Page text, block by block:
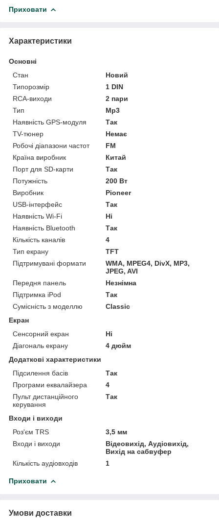
Приховати
Характеристики
Основні
Стан
Новий
Типорозмір
1 DIN
RCA-виходи
2 пари
Тип
Mp3
Наявність GPS-модуля
Так
TV-тюнер
Немає
Робочі діапазони частот
FM
Країна виробник
Китай
Порт для SD-карти
Так
Потужність
200 Вт
Виробник
Pioneer
USB-інтерфейс
Так
Наявність Wi-Fi
Ні
Наявність Bluetooth
Так
Кількість каналів
4
Тип екрану
TFT
Підтримувані формати
WMA, MPEG4, DivX, MP3,
JPEG, AVI
Передня панель
Незнімна
Підтримка iPod
Так
Сумісність з моделлю
Classic
Екран
Сенсорний екран
Ні
Діагональ екрану
4 дюйм
Додаткові характеристики
Підсилення басів
Так
Програми еквалайзера
4
Пульт дистанційного
керування
Так
Входи і виходи
Роз'єм TRS
3,5 мм
Входи і виходи
Відеовихід, Аудіовихід,
Вихід на сабвуфер
Кількість аудіовходів
1
Приховати
Умови доставки